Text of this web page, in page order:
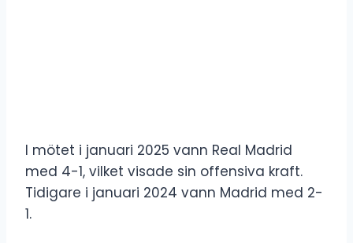
I mötet i januari 2025 vann Real Madrid
med 4-1, vilket visade sin offensiva kraft.
Tidigare i januari 2024 vann Madrid med 2-
1.